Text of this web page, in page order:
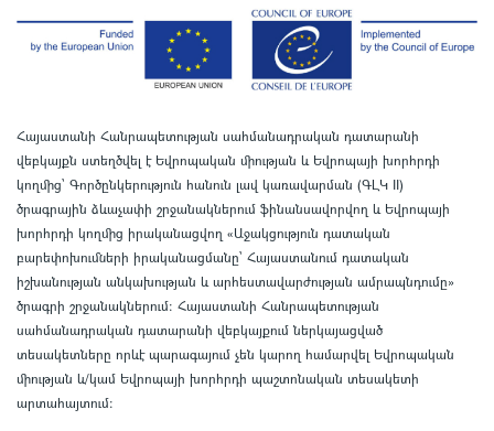
Հայաստանի Հանրապետության սահմանադրական դատարանի
վեբկայքն ստեղծվել է Եվրոպական միության և Եվրոպայի խորհրդի
կողմից՝ Գործընկերություն հանուն լավ կառավարման (ԳԼԿ II)
ծրագրային ձևաչափի շրջանակներում ֆինանսավորվող և Եվրոպայի
խորհրդի կողմից իրականացվող «Աջակցություն դատական
բարեփոխումների իրականացմանը` Հայաստանում դատական
իշխանության անկախության և արհեստավարժության ամրապնդումը»
ծրագրի շրջանակներում: Հայաստանի Հանրապետության
սահմանադրական դատարանի վեբկայքում ներկայացված
տեսակետները որևէ պարագայում չեն կարող համարվել Եվրոպական
միության և/կամ Եվրոպայի խորհրդի պաշտոնական տեսակետի
արտահայտում: